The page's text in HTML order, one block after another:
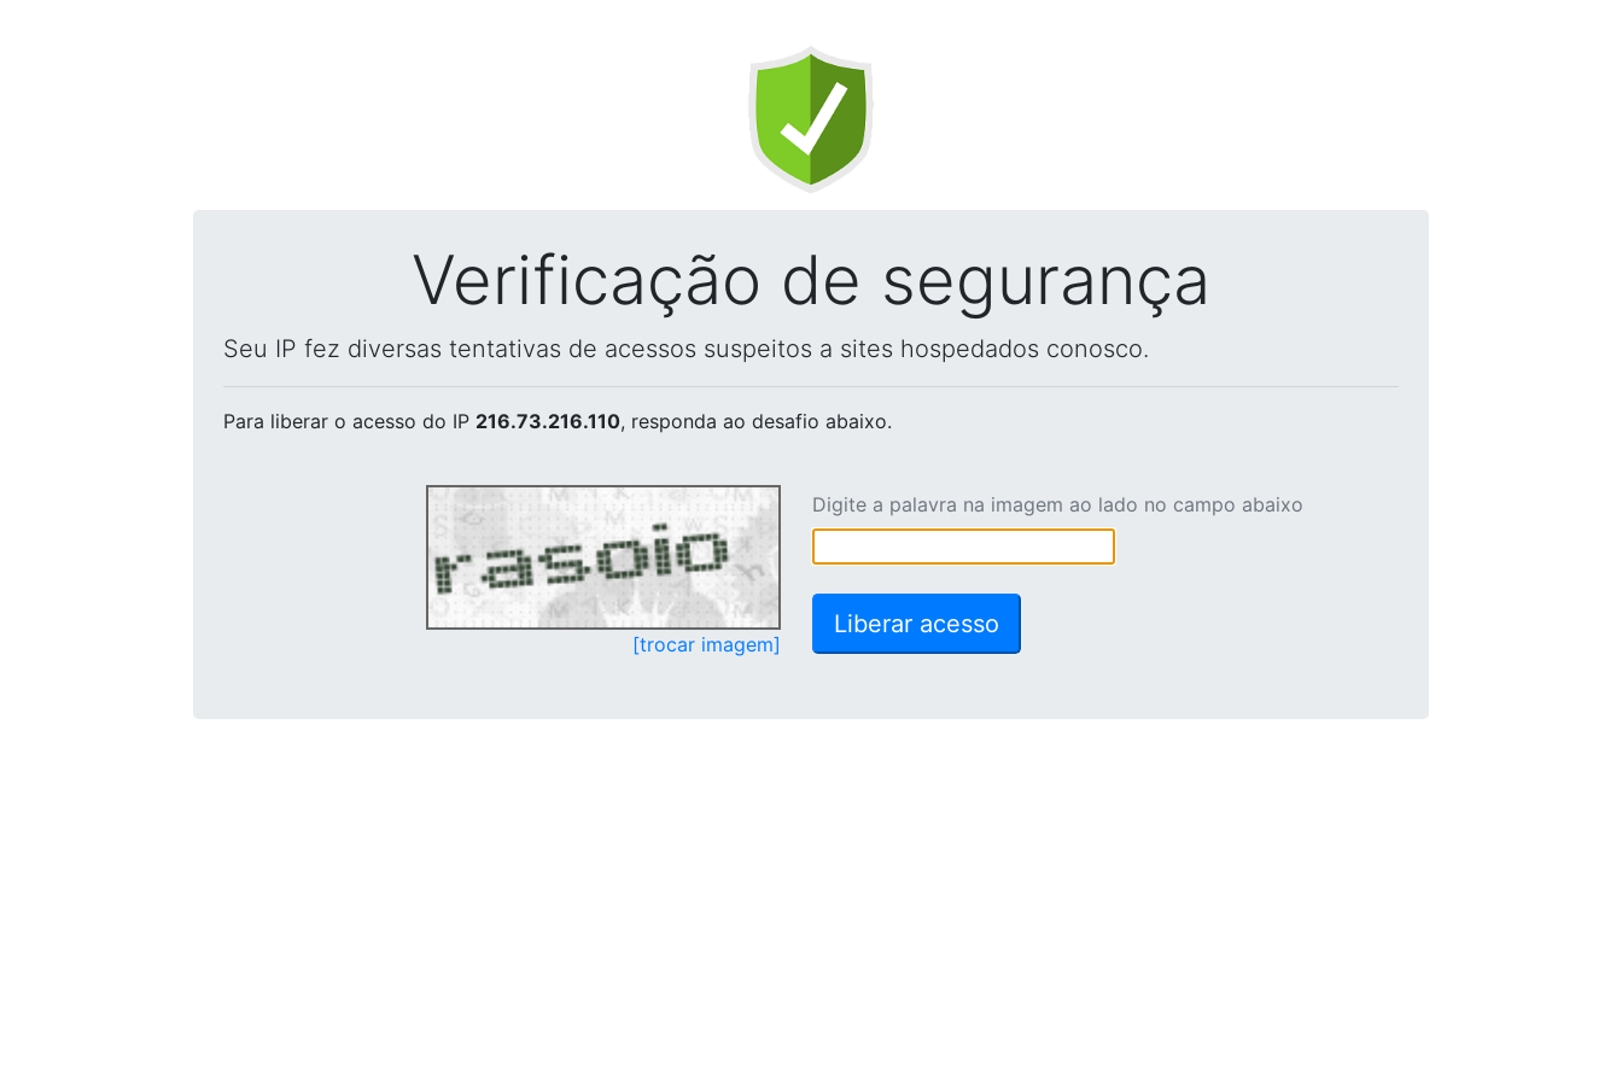
Verificação de segurança
Seu IP fez diversas tentativas de acessos suspeitos a sites hospedados conosco.
Para liberar o acesso do IP 216.73.216.110, responda ao desafio abaixo.
[trocar imagem]
Digite a palavra na imagem ao lado no campo abaixo